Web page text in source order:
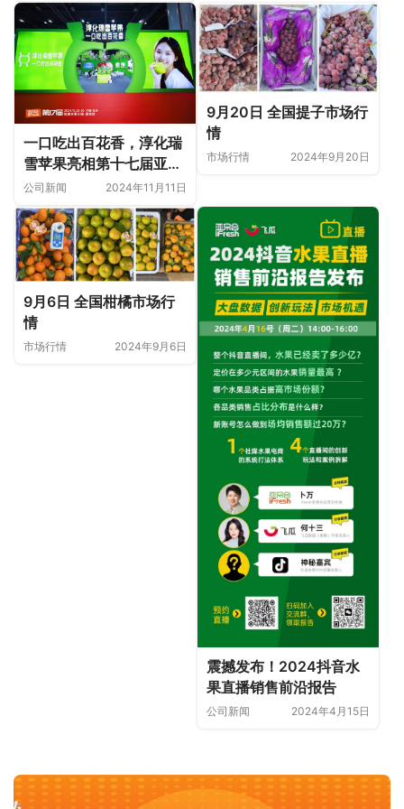
一口吃出百花香，淳化瑞
雪苹果亮相第十七届亚果
会
公司新闻 2024年11月11日
9月20日 全国提子市场行
情
市场行情 2024年9月20日
9月6日 全国柑橘市场行
情
市场行情 2024年9月6日
震撼发布！2024抖音水
果直播销售前沿报告
公司新闻 2024年4月15日